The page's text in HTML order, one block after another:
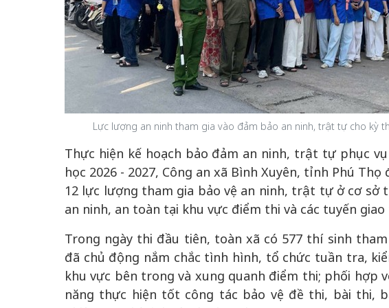
Lực lượng an ninh tham gia vào đảm bảo an ninh, trật tự cho kỳ
Thực hiện kế hoạch bảo đảm an ninh, trật tự phục
học 2026 - 2027, Công an xã Bình Xuyên, tỉnh Phú
12 lực lượng tham gia bảo vệ an ninh, trật tự ở cơ sở
an ninh, an toàn tại khu vực điểm thi và các tuyến
Trong ngày thi đầu tiên, toàn xã có 577 thí sinh
đã chủ động nắm chắc tình hình, tổ chức tuần tra,
khu vực bên trong và xung quanh điểm thi; phối hợp
năng thực hiện tốt công tác bảo vệ đề thi, bài thi,
50 năm Việt Nam gia
nhập UNESCO: Khơi
nguồn nội lực văn hóa,
định hình vị thế kiến
tạo | Kỳ 4: Sáng kiến
làm nên diện mạo mới
50 năm Việt Nam gia
nhập UNESCO: Khơi
nguồn nội lực văn hóa,
định hình vị thế kiến
tạo | Kỳ 3: Hội nhập
quốc tế bằng bản lĩnh
Việt Nam